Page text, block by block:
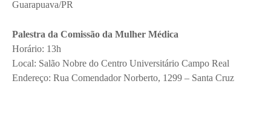
Guarapuava/PR
Palestra da Comissão da Mulher Médica
Horário: 13h
Local: Salão Nobre do Centro Universitário Campo Real
Endereço: Rua Comendador Norberto, 1299 – Santa Cruz